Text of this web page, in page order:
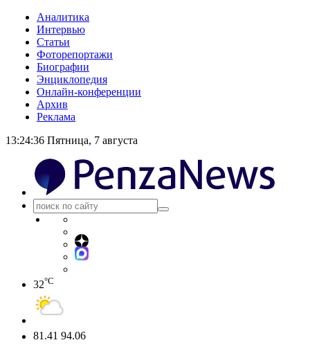
Аналитика
Интервью
Статьи
Фоторепортажи
Биографии
Энциклопедия
Онлайн-конференции
Архив
Реклама
13:24:37 Пятница, 7 августа
32°C
81.41 94.06